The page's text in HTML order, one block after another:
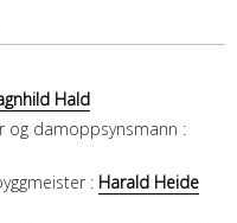
Hald
og damoppsynsmann :
: Harald Heide